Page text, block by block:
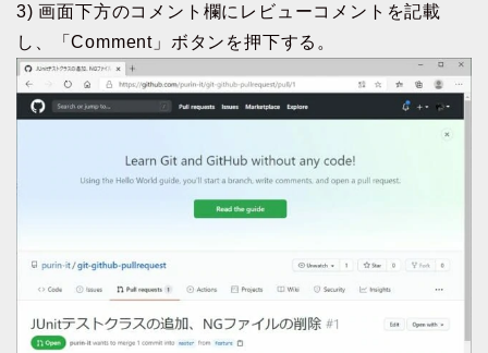
3) 画面下方のコメント欄にレビューコメントを記載
し、「Comment」ボタンを押下する。